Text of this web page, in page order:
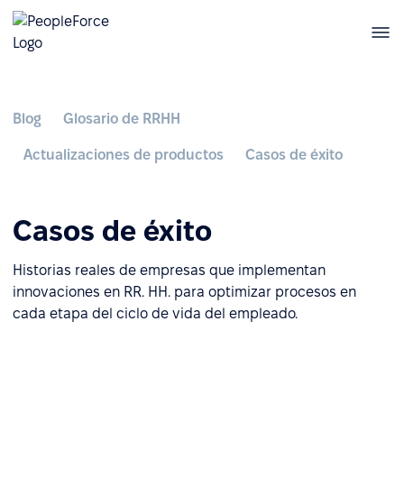
Blog Glosario de RRHH
Actualizaciones de productos Casos de éxito
Casos de éxito
Historias reales de empresas que implementan
innovaciones en RR. HH. para optimizar procesos en
cada etapa del ciclo de vida del empleado.